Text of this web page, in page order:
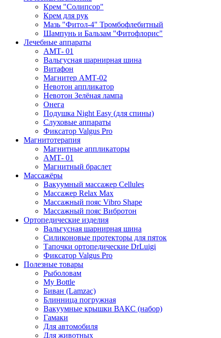
Крем "Солипсор"
Крем для рук
Мазь "Фитол-4" Тромбофлебитный
Шампунь и Бальзам "Фитофлорис"
Лечебные аппараты
АМТ- 01
Вальгусная шарнирная шина
Витафон
Магнитер АМТ-02
Невотон аппликатор
Невотон Зелёная лампа
Онега
Подушка Night Easy (для спины)
Слуховые аппараты
Фиксатор Valgus Pro
Магнитотерапия
Магнитные аппликаторы
АМТ- 01
Магнитный браслет
Массажёры
Вакуумный массажер Cellules
Массажер Relax Max
Массажный пояс Vibro Shape
Массажный пояс Вибротон
Ортопедические изделия
Вальгусная шарнирная шина
Силиконовые протекторы для пяток
Тапочки ортопедические DrLuigi
Фиксатор Valgus Pro
Полезные товары
Рыболовам
My Bottle
Биван (Lamzac)
Блинница погружная
Вакуумные крышки ВАКС (набор)
Гамаки
Для автомобиля
Для животных